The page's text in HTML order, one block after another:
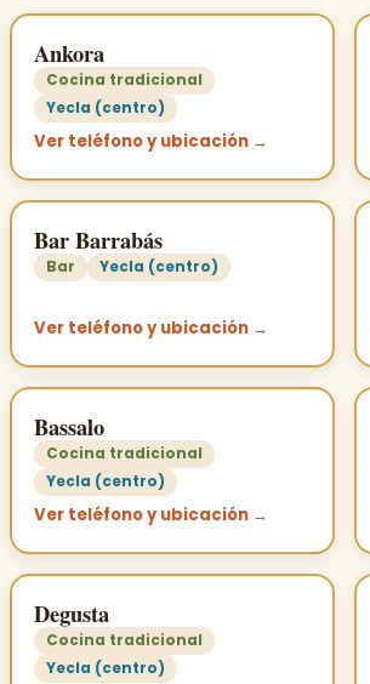
Ankora
Cocina tradicional
Yecla (centro)
Ver teléfono y ubicación →
Bar Barrabás
Bar Yecla (centro)
Ver teléfono y ubicación →
Bassalo
Cocina tradicional
Yecla (centro)
Ver teléfono y ubicación →
Degusta
Cocina tradicional
Yecla (centro)